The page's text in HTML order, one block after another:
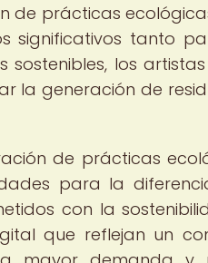
de prácticas
significativos tanto
sostenibles, los
la generación de
de prácticas
para la
con la
que reflejan un